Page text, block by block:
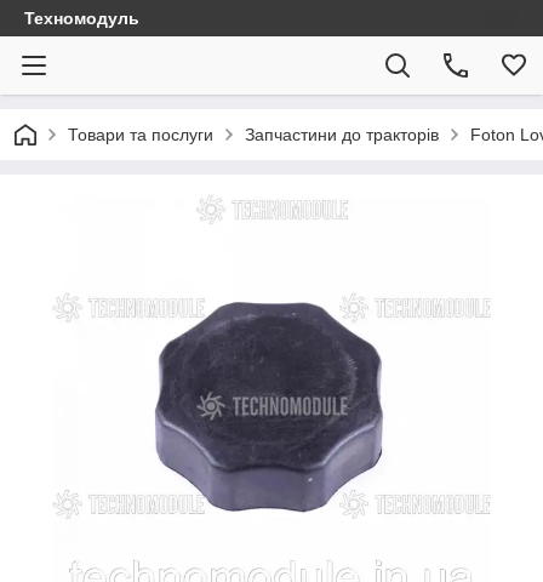
Техномодуль
Товари та послуги Запчастини до тракторів Foton